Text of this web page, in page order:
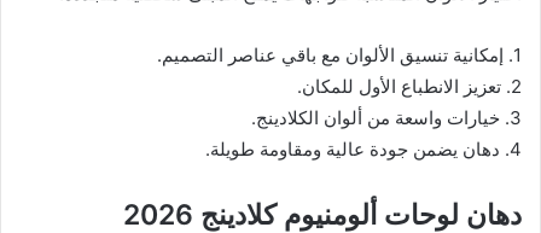
1. إمكانية تنسيق الألوان مع باقي عناصر التصميم.
2. تعزيز الانطباع الأول للمكان.
3. خيارات واسعة من ألوان الكلادينج.
4. دهان يضمن جودة عالية ومقاومة طويلة.
دهان لوحات ألومنيوم كلادينج 2026